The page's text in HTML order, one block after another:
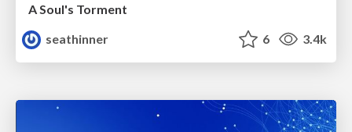
A Soul's Torment
seathinner
6 3.4k